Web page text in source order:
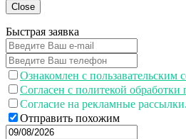
Close
Быстрая заявка
Ознакомлен с пользавательским
Согласен с политекой
Согласие на рекламные рассылки.
Отправить похожим